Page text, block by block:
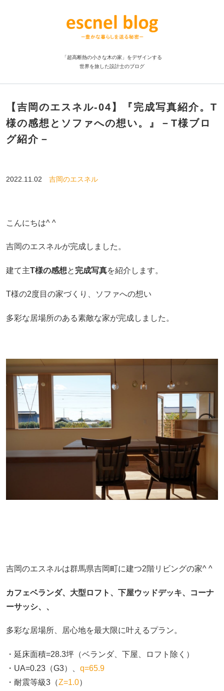
「超高断熱の小さな木の家」をデザインする
世界を旅した設計士のブログ
【吉岡のエスネル-04】『完成写真紹介。T
様の感想とソファへの想い。』－T様ブロ
グ紹介－
2022.11.02 吉岡のエスネル
こんにちは^ ^
吉岡のエスネルが完成しました。
建て主T様の感想と 完成写真を紹介します。
T様の2度目の家づくり、ソファへの想い
多彩な居場所のある素敵な家が完成しました。
吉岡のエスネルは群馬県吉岡町に建つ2階リビングの家^ ^
カフェベランダ、大型ロフト、下屋ウッドデッキ、コーナ
ーサッシ、、
多彩な居場所、居心地を最大限に叶えるプラン。
・延床面積=28.3坪（ベランダ、下屋、ロフト除く）
・UA=0.23（G3）、 q=65.9
・耐震等級3（Z=1.0）